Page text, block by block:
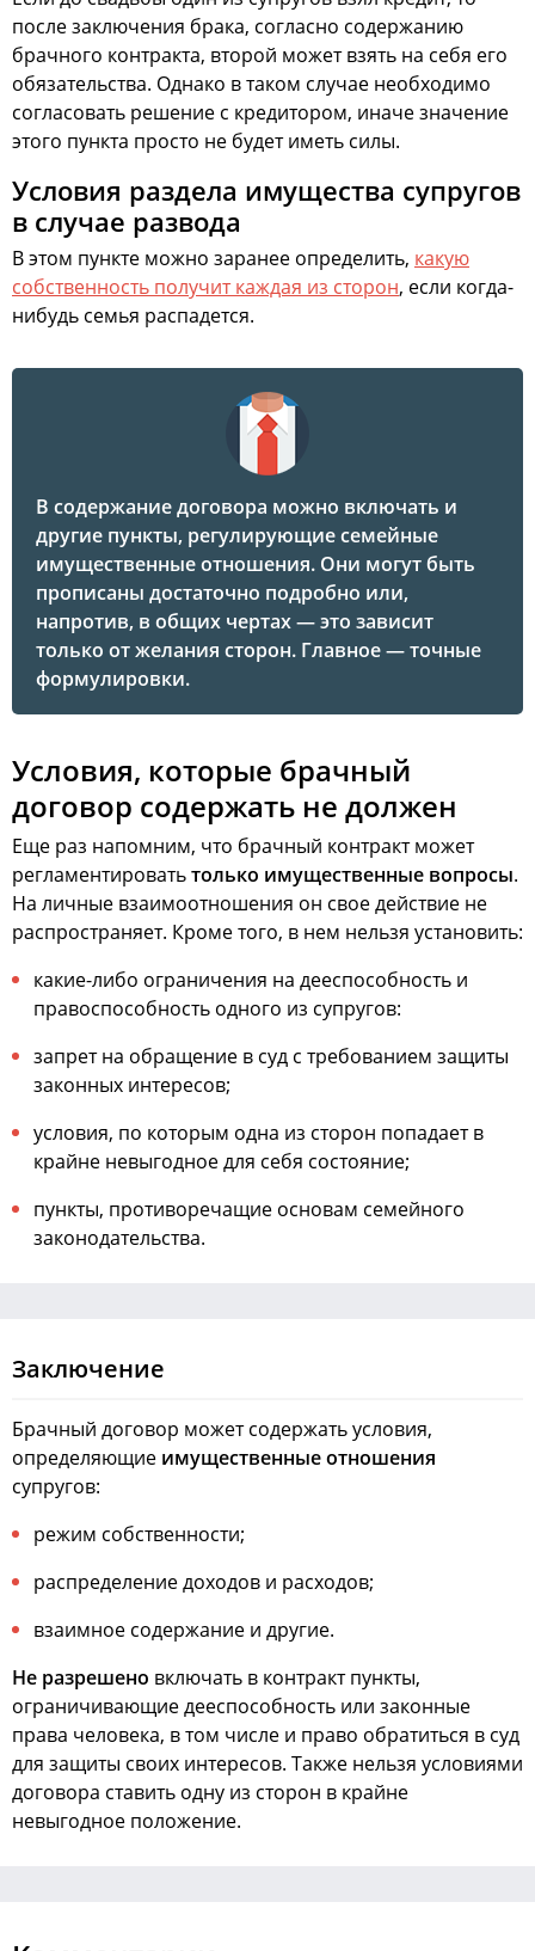
после заключения брака, согласно содержанию
брачного контракта, второй может взять на себя его
обязательства. Однако в таком случае необходимо
согласовать решение с кредитором, иначе значение
этого пункта просто не будет иметь силы.
Условия раздела имущества супругов
в случае развода
В этом пункте можно заранее определить, какую
собственность получит каждая из сторон, если когда-
нибудь семья распадется.
В содержание договора можно включать и
другие пункты, регулирующие семейные
имущественные отношения. Они могут быть
прописаны достаточно подробно или,
напротив, в общих чертах — это зависит
только от желания сторон. Главное — точные
формулировки.
Условия, которые брачный
договор содержать не должен
Еще раз напомним, что брачный контракт может
регламентироватьтолько имущественные вопросы.
На личные взаимоотношения он свое действие не
распространяет. Кроме того, в нем нельзя установить:
какие-либо ограничения на дееспособность и
правоспособность одного из супругов:
запрет на обращение в суд с требованием защиты
законных интересов;
условия, по которым одна из сторон попадает в
крайне невыгодное для себя состояние;
пункты, противоречащие основам семейного
законодательства.
Заключение
Брачный договор может содержать условия,
определяющие имущественные отношения
супругов:
режим собственности;
распределение доходов и расходов;
взаимное содержание и другие.
Не разрешено включать в контракт пункты,
ограничивающие дееспособность или законные
права человека, в том числе и право обратиться в суд
для защиты своих интересов. Также нельзя условиями
договора ставить одну из сторон в крайне
невыгодное положение.